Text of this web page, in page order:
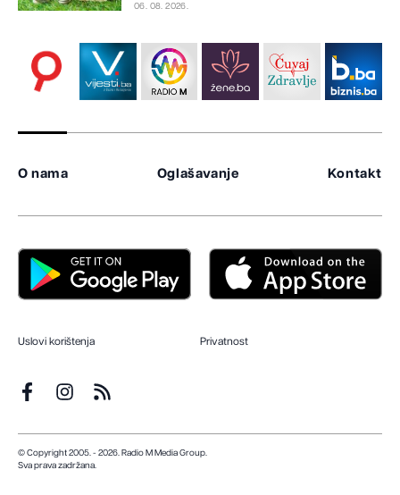
06. 08. 2026.
O nama Oglašavanje Kontakt
Uslovi korištenja Privatnost
© Copyright 2005. - 2026. Radio M Media Group.
Sva prava zadržana.